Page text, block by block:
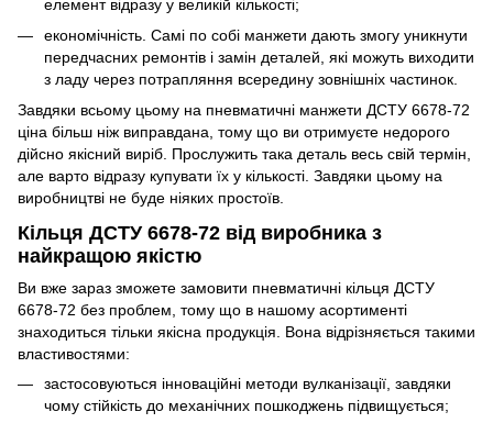
елемент відразу у великій кількості;
економічність. Самі по собі манжети дають змогу уникнути
передчасних ремонтів і замін деталей, які можуть виходити
з ладу через потрапляння всередину зовнішніх частинок.
Завдяки всьому цьому на пневматичні манжети ДСТУ 6678-72
ціна більш ніж виправдана, тому що ви отримуєте недорого
дійсно якісний виріб. Прослужить така деталь весь свій термін,
але варто відразу купувати їх у кількості. Завдяки цьому на
виробництві не буде ніяких простоїв.
Кільця ДСТУ 6678-72 від виробника з
найкращою якістю
Ви вже зараз зможете замовити пневматичні кільця ДСТУ
6678-72 без проблем, тому що в нашому асортименті
знаходиться тільки якісна продукція. Вона відрізняється такими
властивостями:
застосовуються інноваційні методи вулканізації, завдяки
чому стійкість до механічних пошкоджень підвищується;